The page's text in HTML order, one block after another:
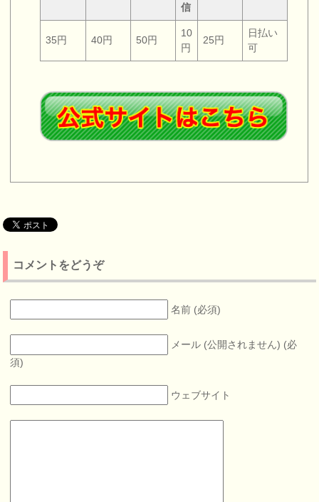
信
35円 40円 50円
10
円
25円
日払い
可
コメントをどうぞ
名前 (必須)
メール (公開されません) (必
須)
ウェブサイト